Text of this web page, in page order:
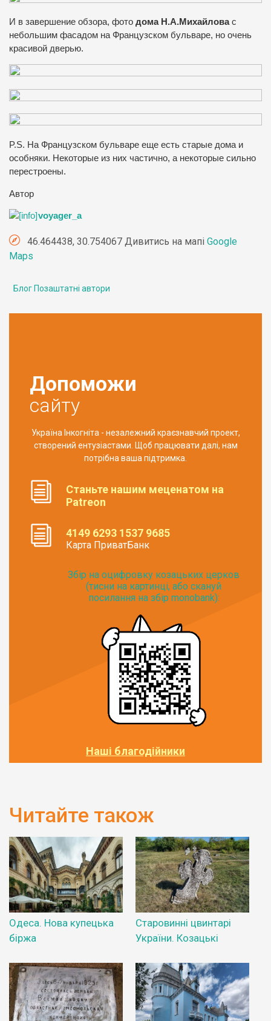
И в завершение обзора, фото дома Н.А.Михайловас
небольшим фасадом на Французском бульваре, но очень
красивой дверью.
P.S. На Французском бульваре еще есть старые дома и
особняки. Некоторые из них частично, а некоторые сильно
перестроены.
Автор
voyager_a
46.464438, 30.754067 Дивитись на мапі Google
Maps
Блог Позаштатні автори
Допоможи
сайту
Україна Інкогніта - незалежний краєзнавчий проект,
створений ентузіастами. Щоб працювати далі, нам
потрібна ваша підтримка.
Станьте нашим меценатом на
Patreon
4149 6293 1537 9685
Карта ПриватБанк
Збір на оцифровку козацьких церков
(тисни на картинці, або скануй
посилання на збір monobank):
Наші благодійники
Читайте також
Одеса. Нова купецька
біржа
Старовинні цвинтарі
України. Козацькі